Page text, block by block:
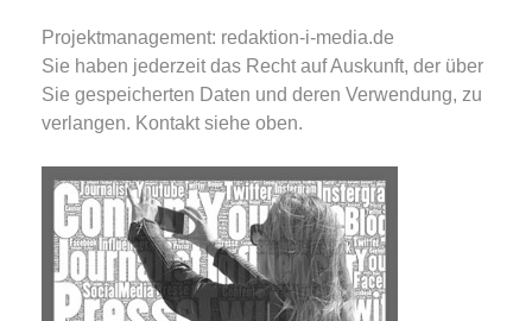
Projektmanagement: redaktion-i-media.de
Sie haben jederzeit das Recht auf Auskunft, der über
Sie gespeicherten Daten und deren Verwendung, zu
verlangen. Kontakt siehe oben.